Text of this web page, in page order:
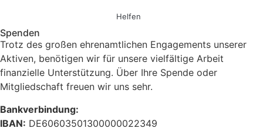
Helfen
Spenden
Trotz des großen ehrenamtlichen Engagements unserer
Aktiven, benötigen wir für unsere vielfältige Arbeit
finanzielle Unterstützung. Über Ihre Spende oder
Mitgliedschaft freuen wir uns sehr.
Bankverbindung:
IBAN: DE60603501300000022349